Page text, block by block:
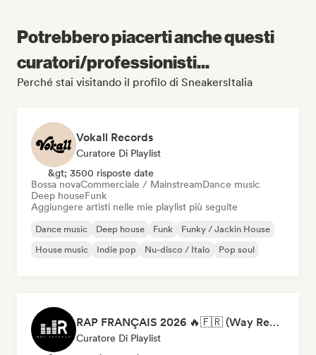
Potrebbero piacerti anche questi
curatori/professionisti...
Perché stai visitando il profilo di SneakersItalia
Vokall Records
Curatore Di Playlist
&gt; 3500 risposte date
Bossa novaCommerciale / MainstreamDance music
Deep houseFunk
Aggiungere artisti nelle mie playlist più seguite
Dance music Deep house Funk
Funky / Jackin House
House music
Indie pop Nu-disco / Italo Pop soul
RAP FRANÇAIS 2026 🔥🇫🇷 (Way Records)
Curatore Di Playlist